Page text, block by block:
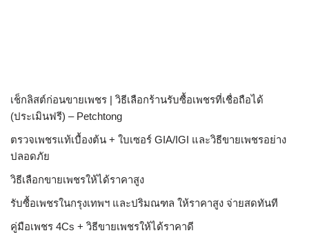
เช็กลิสต์ก่อนขายเพชร | วิธีเลือกร้านรับซื้อเพชรที่เชื่อถือได้
(ประเมินฟรี) – Petchtong
ตรวจเพชรแท้เบื้องต้น + ใบเซอร์ GIA/IGI และวิธีขายเพชรอย่าง
ปลอดภัย
วิธีเลือกขายเพชรให้ได้ราคาสูง
รับซื้อเพชรในกรุงเทพฯ และปริมณฑล ให้ราคาสูง จ่ายสดทันที
คู่มือเพชร 4Cs + วิธีขายเพชรให้ได้ราคาดี